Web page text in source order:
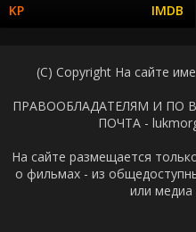
(C) Copyright На сайте
ПРАВООБЛАДАТЕЛЯМ И ПО
ПОЧТА -
На сайте размещается
о фильмах - из
или